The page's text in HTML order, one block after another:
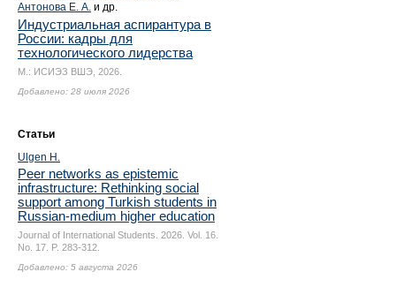
Антонова Е. А. и др.
Индустриальная аспирантура в
России: кадры для
технологического лидерства
М.: ИСИЭЗ ВШЭ, 2026.
Добавлено: 28 июля 2026
Статьи
Ulgen H.
Peer networks as epistemic
infrastructure: Rethinking social
support among Turkish students in
Russian-medium higher education
Journal of International Students. 2026. Vol. 16.
No. 17. P. 283-312.
Добавлено: 5 августа 2026